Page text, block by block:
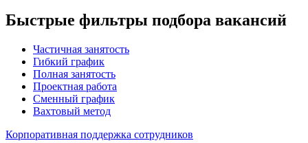
Быстрые фильтры подбора вакансий
Частичная занятость
Гибкий график
Полная занятость
Проектная работа
Сменный график
Вахтовый метод
Корпоративная поддержка сотрудников